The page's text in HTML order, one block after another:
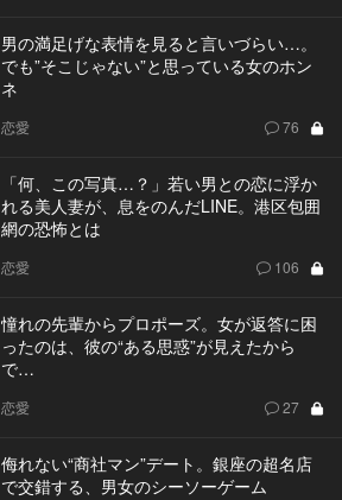
男の満足げな表情を見ると言いづらい…。
でも”そこじゃない”と思っている女のホン
ネ
恋愛 76
「何、この写真…？」若い男との恋に浮か
れる美人妻が、息をのんだLINE。港区包囲
網の恐怖とは
恋愛 106
憧れの先輩からプロポーズ。女が返答に困
ったのは、彼の“ある思惑”が見えたから
で…
恋愛 27
侮れない“商社マン”デート。銀座の超名店
で交錯する、男女のシーソーゲーム